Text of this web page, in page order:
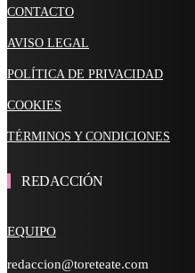
CONTACTO
AVISO LEGAL
POLÍTICA DE PRIVACIDAD
COOKIES
TÉRMINOS Y CONDICIONES
REDACCIÓN
EQUIPO
redaccion@toreteate.com